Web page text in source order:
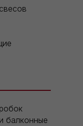
балконные